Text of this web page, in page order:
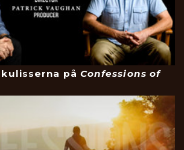
på Confessions of